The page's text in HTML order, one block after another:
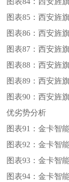
图表85：西安旌
图表86：西安旌
图表87：西安旌
图表88：西安旌
图表89：西安旌
图表90：西安旌
优劣势分析
图表91：金卡智
图表92：金卡智
图表93：金卡智
图表94：金卡智